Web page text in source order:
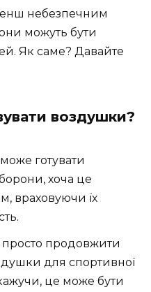
небезпечним
можуть бути
Як саме? Давайте
воздушки?
готувати
хоча це
враховуючи їх
продовжити
для спортивної
це може бути